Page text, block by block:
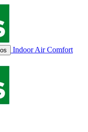
Indoor Air Comfort